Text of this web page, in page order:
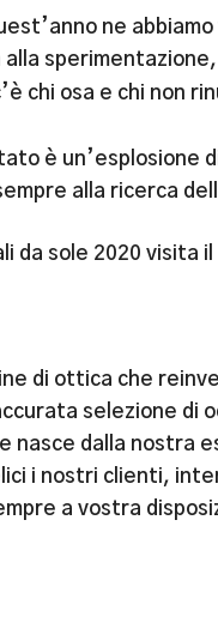
ne
chi osa e chi non
è un’esplosione
alla ricerca
da sole 2020
di ottica che
selezione
nasce dalla
i nostri clienti,
a vostra